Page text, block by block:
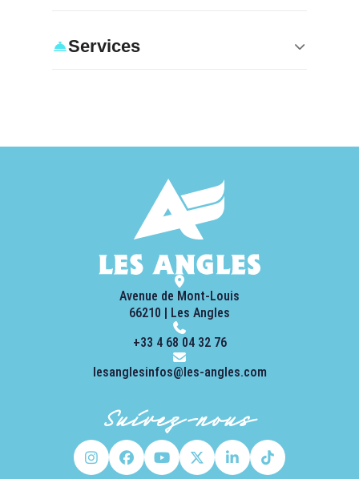
Services
Avenue de Mont-Louis
66210 | Les Angles
+33 4 68 04 32 76
lesanglesinfos@les-angles.com
Suivez-nous